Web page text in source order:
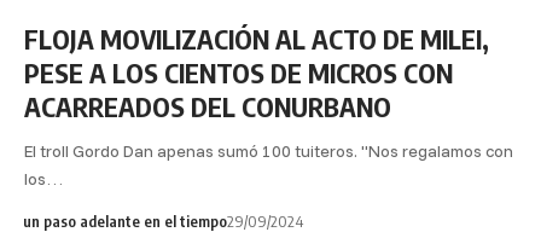
FLOJA MOVILIZACIÓN AL ACTO DE MILEI,
PESE A LOS CIENTOS DE MICROS CON
ACARREADOS DEL CONURBANO
El troll Gordo Dan apenas sumó 100 tuiteros. "Nos regalamos con
los…
un paso adelante en el tiempo29/09/2024